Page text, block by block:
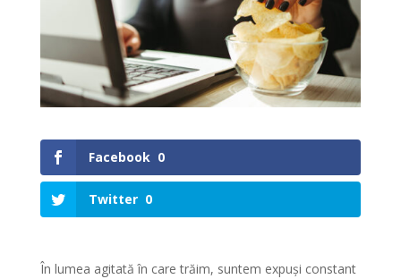
Facebook 0
Twitter 0
În lumea agitată în care trăim, suntem expuși constant